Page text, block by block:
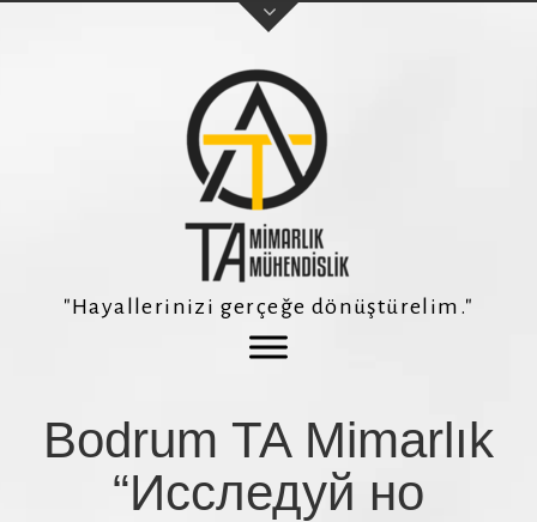
Telefon Numaranız *
Konu
"Hayallerinizi gerçeğe dönüştürelim."
Bodrum TA Mimarlık
“Исследуй но